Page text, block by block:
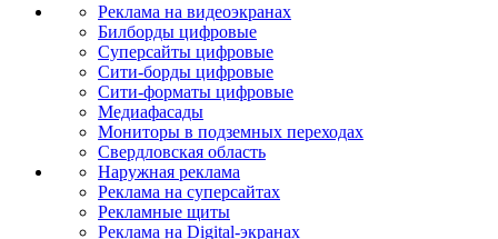
Реклама на видеоэкранах
Билборды цифровые
Суперсайты цифровые
Сити-борды цифровые
Сити-форматы цифровые
Медиафасады
Мониторы в подземных переходах
Свердловская область
Наружная реклама
Реклама на суперсайтах
Рекламные щиты
Реклама на Digital-экранах